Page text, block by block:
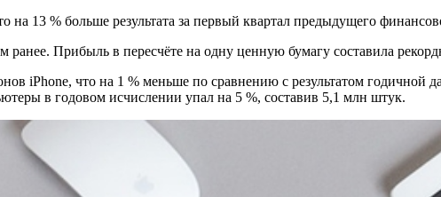
на 13 % больше результата за первый квартал предыдущего
Прибыль в пересчёте на одну ценную бумагу составила
iPhone, что на 1 % меньше по сравнению с результатом годичной
в годовом исчислении упал на 5 %, составив 5,1 млн штук.